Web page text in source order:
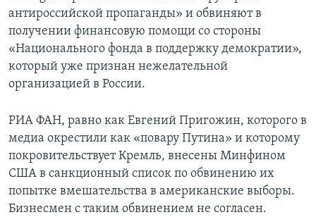
антироссийской пропаганды» и обвиняют в
получении финансовую помощи со стороны
«Национального фонда в поддержку демократии»,
который уже признан нежелательной
организацией в России.
РИА ФАН, равно как Евгений Пригожин, которого в
медиа окрестили как «повару Путина» и которому
покровительствует Кремль, внесены Минфином
США в санкционный список по обвинению их
попытке вмешательства в американские выборы.
Бизнесмен с таким обвинением не согласен.